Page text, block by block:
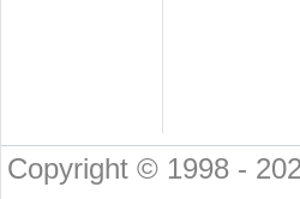
Copyright © 1998 -